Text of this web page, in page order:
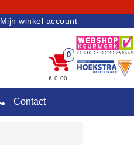
Mijn winkel account
0
€ 0,00
Contact